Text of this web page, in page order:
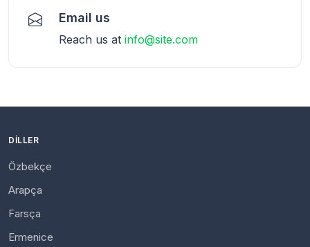
Email us
Reach us at info@site.com
DILLER
Özbekçe
Arapça
Farsça
Ermenice